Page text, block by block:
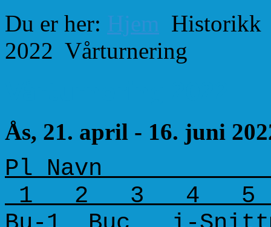
Du er her: Hjem Historikk
2022 Vårturnering
Ås, 21. april - 16. juni
Pl Navn Kl
1 2 3 4 5 6